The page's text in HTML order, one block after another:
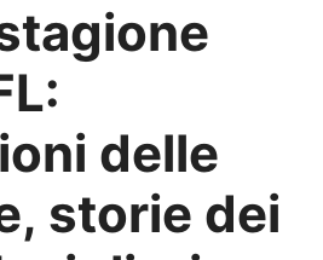
delle
storie dei